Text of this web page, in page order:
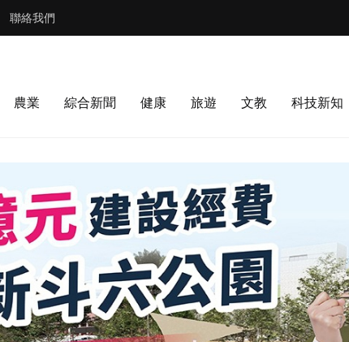
聯絡我們
農業 綜合新聞 健康 旅遊 文教 科技新知